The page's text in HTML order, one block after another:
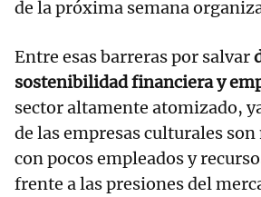
de la próxima semana
Entre esas barreras por salvar
sostenibilidad financiera y
sector altamente atomizado,
de las empresas culturales
con pocos empleados y
frente a las presiones del